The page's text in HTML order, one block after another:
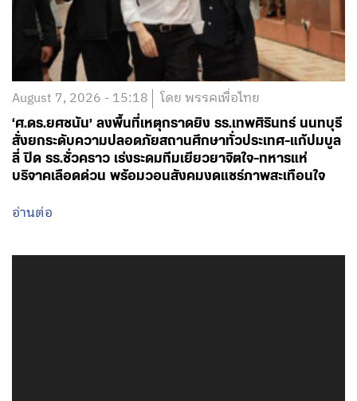
August 7, 2026 - 15:18 โดย พรรคเพื่อไทย
‘ศ.ดร.ยศชนัน’ ลงพื้นที่เหตุกราดยิง รร.เทพศิรินทร์ นนทบุรี
สั่งยกระดับความปลอดภัยสถานศึกษาทั่วประเทศ-แก้ปมบูล
ลี่ ปิด รร.ชั่วคราว เร่งระดมทีมเยียวยาจิตใจ-ทหารแห่
บริจาคเลือดด่วน พร้อมวอนสังคมงดแชร์ภาพสะเทือนใจ
อ่านต่อ